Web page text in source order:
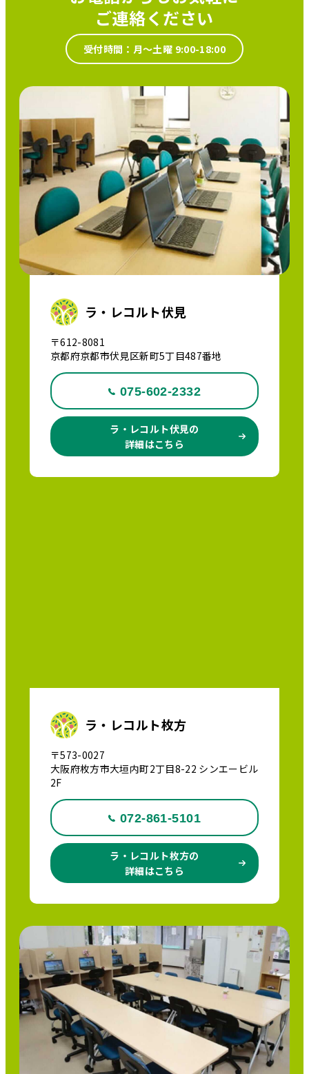
ご連絡ください
受付時間：月～土曜 9:00-18:00
ラ・レコルト伏見
〒612-8081
京都府京都市伏見区新町5丁目487番地
075-602-2332
ラ・レコルト伏見の
詳細はこちら
ラ・レコルト枚方
〒573-0027
大阪府枚方市大垣内町2丁目8-22 シンエービル
2F
072-861-5101
ラ・レコルト枚方の
詳細はこちら